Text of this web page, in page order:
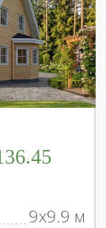
9x9.9 м